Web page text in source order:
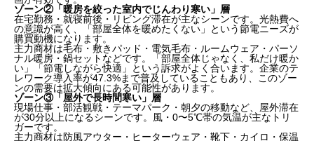
ゾーン②「暖房を絞った室内でじんわり寒い」層
在宅勤務・就寝前後・リビング滞在が主なシーンです。光熱費へ
の意識が高く、「部屋全体を暖めたくない」という節電ニーズが
購買動機になります。
主力商材は毛布・敷きパッド・電気毛布・ルームウェア・パーソ
ナル暖房・鍋セットなどです。「部屋全体じゃなく、私だけ暖か
い」「節電しながら快適」という訴求がよく合います。企業のテ
レワーク導入率が47.3%まで普及していることもあり、このゾー
ンの需要は拡大傾向にある可能性があります。
ゾーン③「屋外で長時間寒い」層
現場仕事・部活観戦・テーマパーク・朝夕の移動など、屋外滞在
が30分以上になるシーンです。風・0〜5℃帯の気温が主なトリ
ガーです。
主力商材は防風アウター・ヒーターウェア・靴下・カイロ・保温